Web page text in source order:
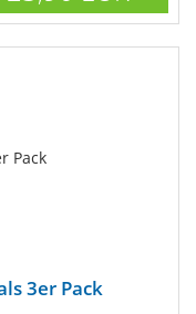
3er Pack